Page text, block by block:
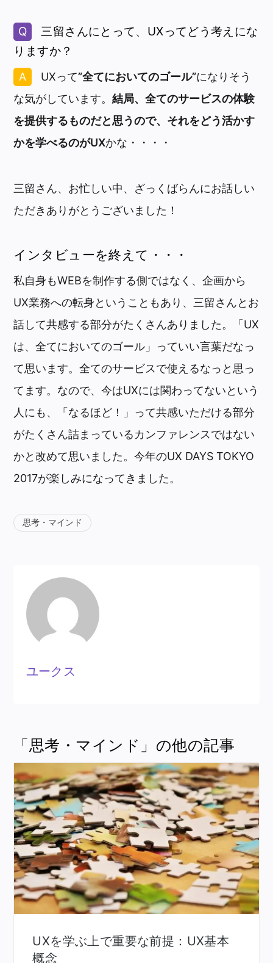
三留さんにとって、UXってどう考えにな
りますか？
UXって”全てにおいてのゴール”になりそう
な気がしています。結局、全てのサービスの体験
を提供するものだと思うので、それをどう活かす
かを学べるのがUXかな・・・・
三留さん、お忙しい中、ざっくばらんにお話しい
ただきありがとうございました！
インタビューを終えて・・・
私自身もWEBを制作する側ではなく、企画から
UX業務への転身ということもあり、三留さんとお
話して共感する部分がたくさんありました。「UX
は、全てにおいてのゴール」っていい言葉だなっ
て思います。全てのサービスで使えるなっと思っ
てます。なので、今はUXには関わってないという
人にも、「なるほど！」って共感いただける部分
がたくさん詰まっているカンファレンスではない
かと改めて思いました。今年のUX DAYS TOKYO
2017が楽しみになってきました。
思考・マインド
ユークス
「思考・マインド」の他の記事
UXを学ぶ上で重要な前提：UX基本
概念